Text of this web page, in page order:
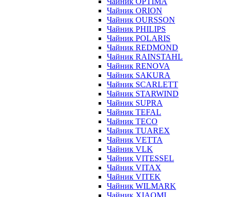
Чайник ORION
Чайник OURSSON
Чайник PHILIPS
Чайник POLARIS
Чайник REDMOND
Чайник RAINSTAHL
Чайник RENOVA
Чайник SAKURA
Чайник SCARLETT
Чайник STARWIND
Чайник SUPRA
Чайник TEFAL
Чайник TECO
Чайник TUAREX
Чайник VETTA
Чайник VLK
Чайник VITESSEL
Чайник VITAX
Чайник VITEK
Чайник WILMARK
Чайник XIAOMI